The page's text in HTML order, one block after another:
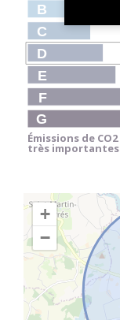
B
C
D
E
F
G
Émissions de CO2
très importantes
+
−